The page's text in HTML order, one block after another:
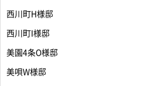
西川町H様邸
西川町I様邸
美園4条O様邸
美唄W様邸